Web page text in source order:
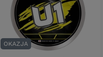
OKAZJA